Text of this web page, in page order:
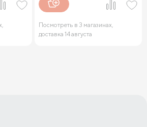
Посмотреть в 3 магазинах,
доставка 14 августа